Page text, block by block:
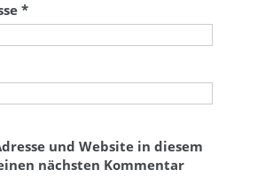
*
und Website in diesem
nächsten Kommentar